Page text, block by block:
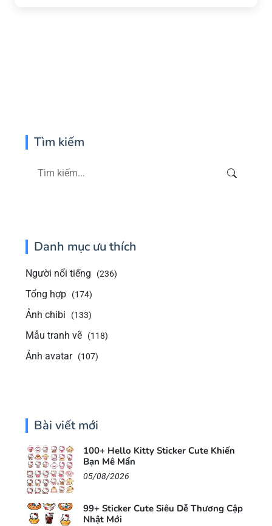
Tìm kiếm
Danh mục ưu thích
Người nổi tiếng (236)
Tổng hợp (174)
Ảnh chibi (133)
Mẫu tranh vẽ (118)
Ảnh avatar (107)
Bài viết mới
100+ Hello Kitty Sticker Cute Khiến
Bạn Mê Mẩn
05/08/2026
99+ Sticker Cute Siêu Dễ Thương Cập
Nhật Mới